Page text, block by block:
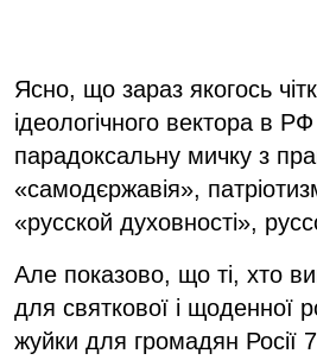
Ясно, що зараз якогось
ідеологічного вектора в
парадоксальну мичку з
«самодєржавія»,
«русской духовності»,
Але показово, що ті, хто
для святкової і щоденної
жуйки для громадян Росії